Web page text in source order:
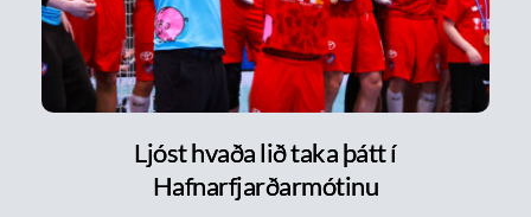
Ljóst hvaða lið taka þátt í
Hafnarfjarðarmótinu